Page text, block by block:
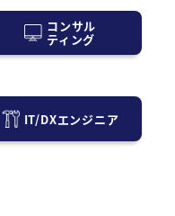
コンサル
ティング
IT/DXエンジニア